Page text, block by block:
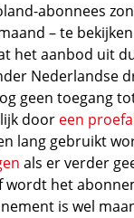
abonnees
– te
het aanbod uit
Nederlandse
geen toegang
door een
lang gebruikt
als er verder
wordt het
is wel